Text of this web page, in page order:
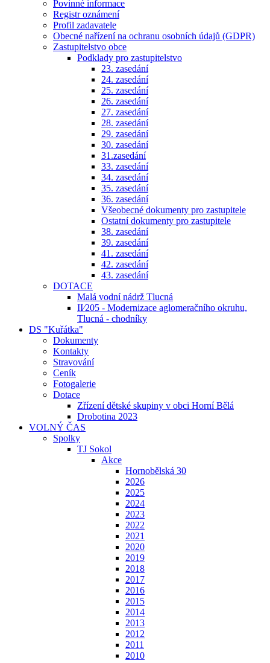
Povinné informace
Registr oznámení
Profil zadavatele
Obecné nařízení na ochranu osobních údajů (GDPR)
Zastupitelstvo obce
Podklady pro zastupitelstvo
23. zasedání
24. zasedání
25. zasedání
26. zasedání
27. zasedání
28. zasedání
29. zasedání
30. zasedání
31.zasedání
33. zasedání
34. zasedání
35. zasedání
36. zasedání
Všeobecné dokumenty pro zastupitele
Ostatní dokumenty pro zastupitele
38. zasedání
39. zasedání
41. zasedání
42. zasedání
43. zasedání
DOTACE
Malá vodní nádrž Tlucná
II⁄205 - Modernizace aglomeračního okruhu,
Tlucná - chodníky
DS "Kuřátka"
Dokumenty
Kontakty
Stravování
Ceník
Fotogalerie
Dotace
Zřízení dětské skupiny v obci Horní Bělá
Drobotina 2023
VOLNÝ ČAS
Spolky
TJ Sokol
Akce
Hornobělská 30
2026
2025
2024
2023
2022
2021
2020
2019
2018
2017
2016
2015
2014
2013
2012
2011
2010